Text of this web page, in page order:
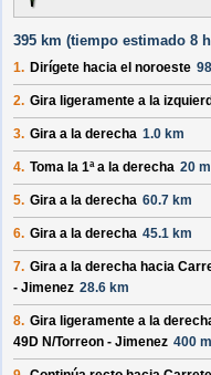
395 km (tiempo estimado 8
1. Dirígete hacia el noroeste
2. Gira ligeramente a la
3. Gira a la derecha 1.0 km
4. Toma la 1ª a la derecha 20 m
5. Gira a la derecha 60.7 km
6. Gira a la derecha 45.1 km
7. Gira a la derecha hacia
- Jimenez 28.6 km
8. Gira ligeramente a la
49D N/Torreon - Jimenez 400 m